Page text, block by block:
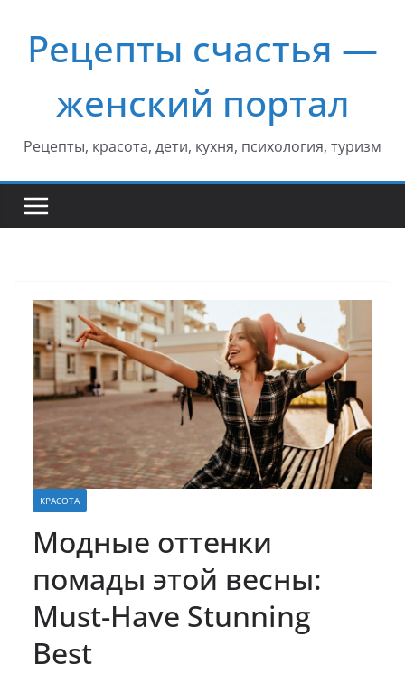
содержимому
Рецепты счастья —
женский портал
Рецепты, красота, дети, кухня, психология, туризм
КРАСОТА
Модные оттенки
помады этой весны:
Must-Have Stunning
Best